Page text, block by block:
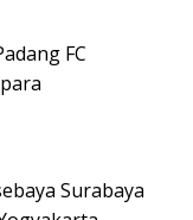
FC
Surabaya